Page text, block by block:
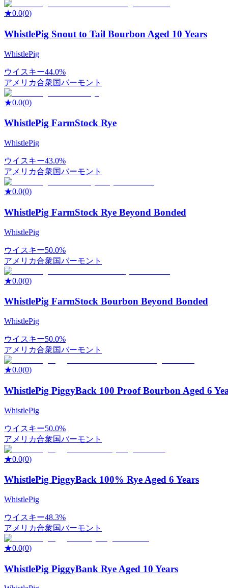
★0.0(0)
WhistlePig Snout to Tail Bourbon Aged 10 Years
WhistlePig
ウイスキー44.0%
アメリカ合衆国バーモント
★0.0(0)
WhistlePig FarmStock Rye
WhistlePig
ウイスキー43.0%
アメリカ合衆国バーモント
★0.0(0)
WhistlePig FarmStock Rye Beyond Bonded
WhistlePig
ウイスキー50.0%
アメリカ合衆国バーモント
★0.0(0)
WhistlePig FarmStock Bourbon Beyond Bonded
WhistlePig
ウイスキー50.0%
アメリカ合衆国バーモント
★0.0(0)
WhistlePig PiggyBack 100 Proof Bourbon Aged 6
WhistlePig
ウイスキー50.0%
アメリカ合衆国バーモント
★0.0(0)
WhistlePig PiggyBack 100% Rye Aged 6 Years
WhistlePig
ウイスキー48.3%
アメリカ合衆国バーモント
★0.0(0)
WhistlePig PiggyBank Rye Aged 10 Years